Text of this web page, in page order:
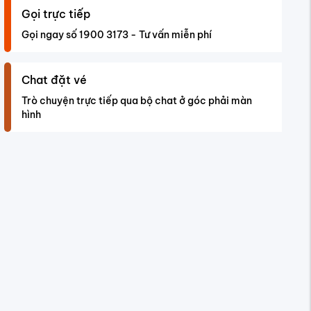
Gọi trực tiếp
Gọi ngay số 1900 3173 - Tư vấn miễn phí
Chat đặt vé
Trò chuyện trực tiếp qua bộ chat ở góc phải màn
hình